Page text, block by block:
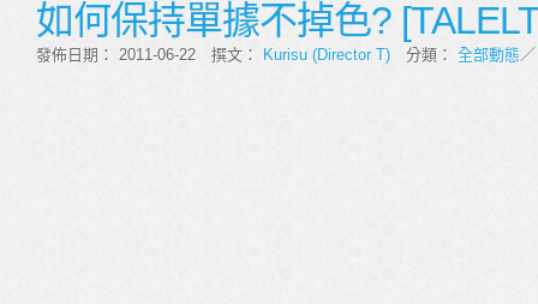
如何保持單據不掉色?
發佈日期： 2011-06-22 撰文： Kurisu (Director T) 分類： 全部動態